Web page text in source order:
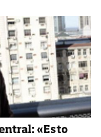
«Esto